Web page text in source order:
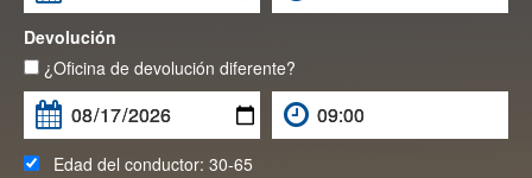
Devolución
¿Oficina de devolución diferente?
Edad del conductor: 30-65